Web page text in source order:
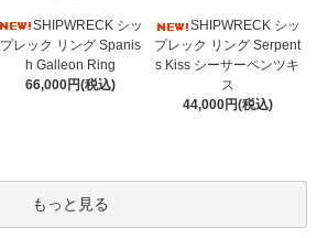
SHIPWRECK シッ
プレック リング Spanis
h Galleon Ring
66,000円(税込)
SHIPWRECK シッ
プレック リング Serpent
s Kiss シーサーペンツキ
ス
44,000円(税込)
もっと見る